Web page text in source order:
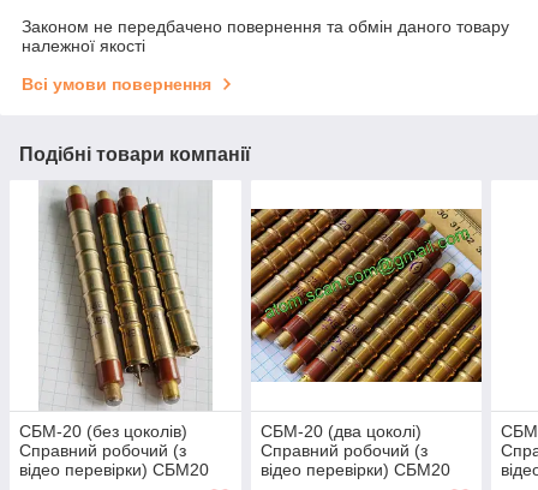
Законом не передбачено повернення та обмін даного товару
належної якості
Всі умови повернення
Подібні товари компанії
СБМ-20 (без цоколів)
Справний робочий (з
відео перевірки) СБМ20
СБМ-20 (два цоколі)
Справний робочий (з
відео перевірки) СБМ20